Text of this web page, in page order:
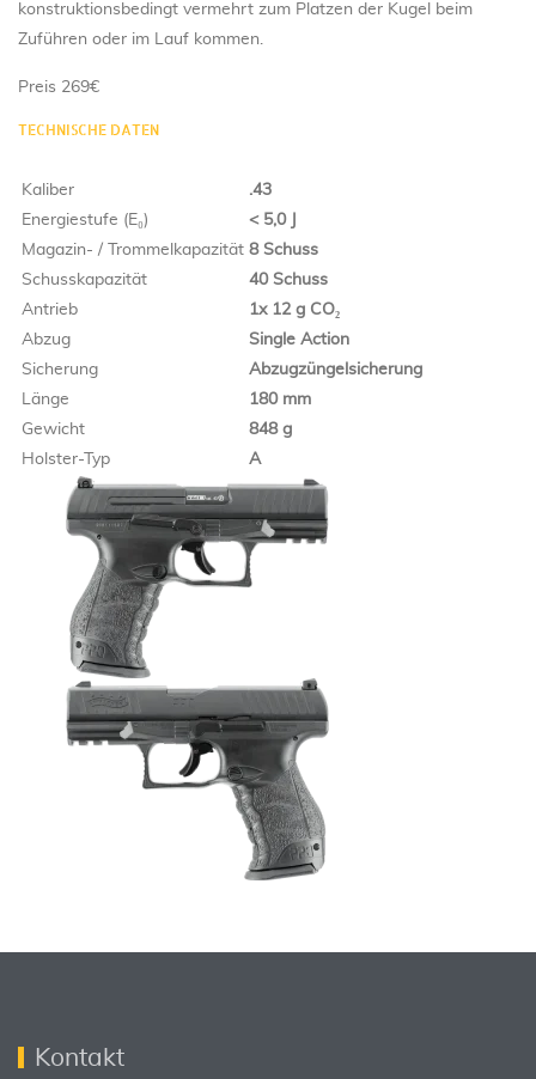
konstruktionsbedingt vermehrt zum Platzen der Kugel beim
Zuführen oder im Lauf kommen.
Preis 269€
TECHNISCHE DATEN
Kaliber
.43
Energiestufe (E₀)
< 5,0 J
Magazin- / Trommelkapazität 8 Schuss
Schusskapazität
40 Schuss
Antrieb
1x 12 g CO₂
Abzug
Single Action
Sicherung
Abzugzüngelsicherung
Länge
180 mm
Gewicht
848 g
Holster-Typ
A
Kontakt